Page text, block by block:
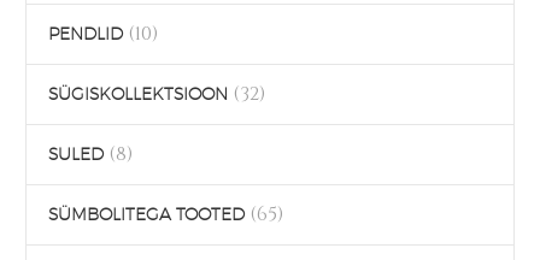
PENDLID (10)
SÜGISKOLLEKTSIOON (32)
SULED (8)
SÜMBOLITEGA TOOTED (65)